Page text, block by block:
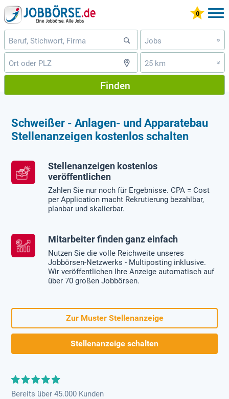
Jobs »
25 km »
Finden
Schweißer - Anlagen- und Apparatebau
Stellenanzeigen kostenlos schalten
Stellenanzeigen kostenlos
veröffentlichen
Zahlen Sie nur noch für Ergebnisse. CPA = Cost
per Application macht Rekrutierung bezahlbar,
planbar und skalierbar.
Mitarbeiter finden ganz einfach
Nutzen Sie die volle Reichweite unseres
Jobbörsen-Netzwerks - Multiposting inklusive.
Wir veröffentlichen Ihre Anzeige automatisch auf
über 70 großen Jobbörsen.
Zur Muster Stellenanzeige
Stellenanzeige schalten
Bereits über 45.000 Kunden